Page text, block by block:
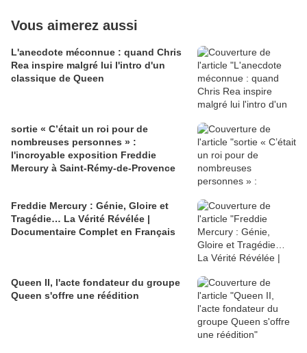
Vous aimerez aussi
L'anecdote méconnue : quand Chris
Rea inspire malgré lui l'intro d'un
classique de Queen
sortie « C’était un roi pour de
nombreuses personnes » :
l'incroyable exposition Freddie
Mercury à Saint-Rémy-de-Provence
Freddie Mercury : Génie, Gloire et
Tragédie… La Vérité Révélée |
Documentaire Complet en Français
Queen II, l'acte fondateur du groupe
Queen s'offre une réédition